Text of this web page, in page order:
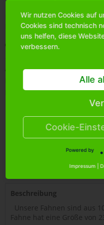
Bittemelden Sie sich an , um
Produkt zu erhalten.
Merken
Artikel-Nr.:
2658
Menge Umkarton:
1800
Beschreibung
Unsere Fahnen sind aus
Fahne hat eine Größe von
Wir nutzen Cookies auf
Cookies sind technisch
uns helfen, diese
verbessern.
Alle
Cookie-
Powered by
Impressum